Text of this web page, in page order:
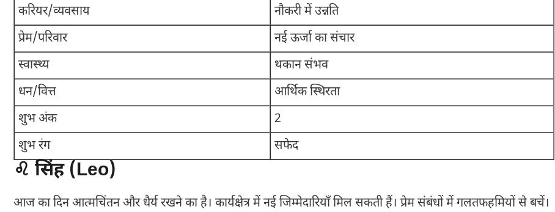
करियर/व्यवसाय
नौकरी में उन्नति
प्रेम/परिवार
नई ऊर्जा का संचार
स्वास्थ्य
थकान संभव
धन/वित्त
आर्थिक स्थिरता
शुभ अंक
2
शुभ रंग
सफेद
♌ सिंह (Leo)
आज का दिन आत्मचिंतन और धैर्य रखने का है। कार्यक्षेत्र में नई जिम्मेदारियाँ मिल सकती हैं। प्रेम संबंधों में गलतफहमियों से बचें।